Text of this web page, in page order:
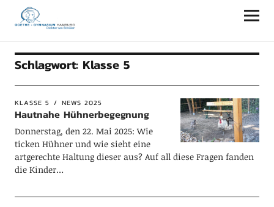
Goethe-Gymnasium Hamburg
Schlagwort: Klasse 5
KLASSE 5 NEWS 2025
Hautnahe Hühnerbegegnung
Donnerstag, den 22. Mai 2025: Wie
ticken Hühner und wie sieht eine
artgerechte Haltung dieser aus? Auf all diese Fragen fanden
die Kinder…